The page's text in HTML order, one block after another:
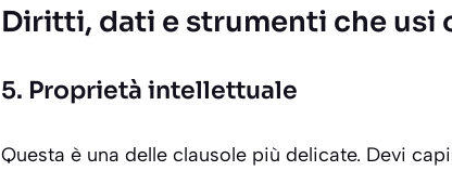
Diritti, dati e strumenti che usi
5. Proprietà intellettuale
Questa è una delle clausole più delicate. Devi